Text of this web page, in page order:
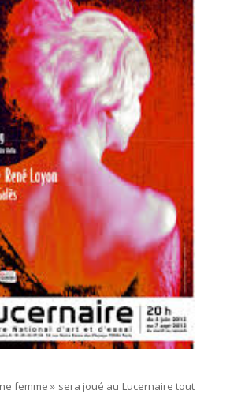
femme » sera joué au Lucernaire tout